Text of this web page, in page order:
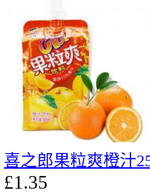
喜之郎果粒爽橙汁
£1.35